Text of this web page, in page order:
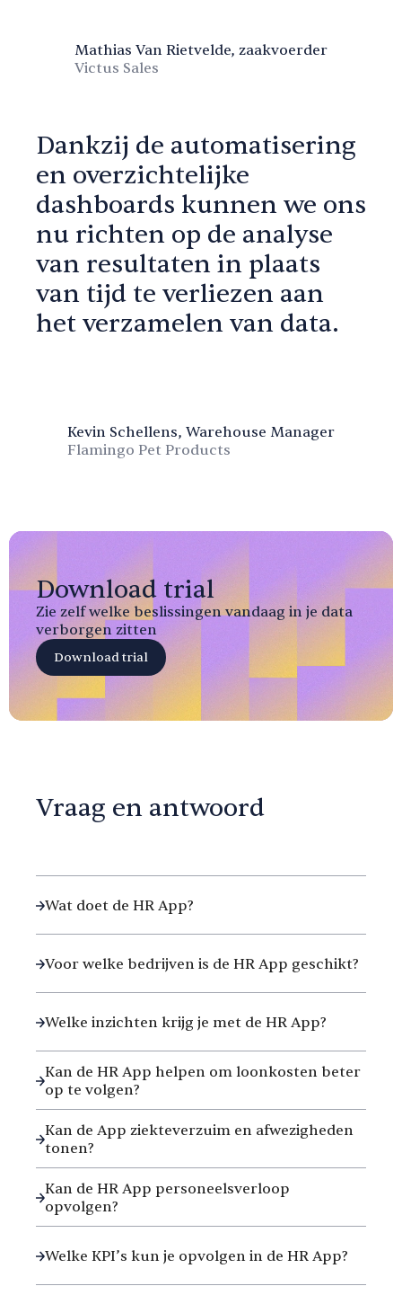
Mathias Van Rietvelde, zaakvoerder
Victus Sales
Dankzij de automatisering
en overzichtelijke
dashboards kunnen we ons
nu richten op de analyse
van resultaten in plaats
van tijd te verliezen aan
het verzamelen van data.
Kevin Schellens, Warehouse Manager
Flamingo Pet Products
Download trial
Zie zelf welke beslissingen vandaag in je data
verborgen zitten
Download trial
Vraag en antwoord
Wat doet de HR App?
Voor welke bedrijven is de HR App geschikt?
Welke inzichten krijg je met de HR App?
Kan de HR App helpen om loonkosten beter
op te volgen?
Kan de App ziekteverzuim en afwezigheden
tonen?
Kan de HR App personeelsverloop
opvolgen?
Welke KPI’s kun je opvolgen in de HR App?